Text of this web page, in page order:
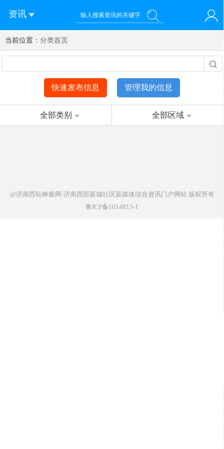
资讯
您好！欢迎来到济南西站棒极网-济南西部新城社区新媒体综
合资讯门户网站
登录 注册 微信快速登录
当前位置： 分类首页
快速发布信息 管理我的信息
全部类别 全部区域
@济南西站棒极网-济南西部新城社区新媒体综合资讯门户网站版权所有
鲁ICP备1014813-1